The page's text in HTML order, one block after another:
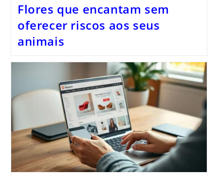
Flores que encantam sem
oferecer riscos aos seus
animais